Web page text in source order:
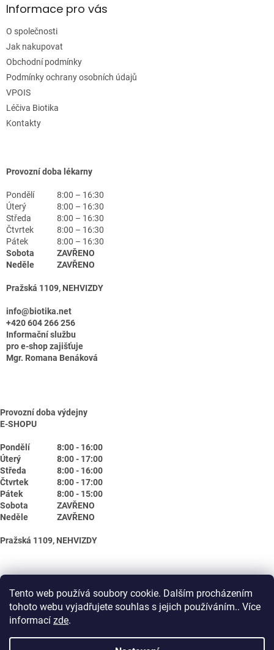
Tento web používá soubory cookie. Dalším procházením
tohoto webu vyjadřujete souhlas s jejich používáním.. Více
informací zde.
Informace pro vás
O společnosti
Jak nakupovat
Obchodní podmínky
Podmínky ochrany osobních údajů
VPOIS
Léčiva Biotika
Kontakty
Provozní doba lékarny
Pondělí
8:00 – 16:30
Úterý
8:00 – 16:30
Středa
8:00 – 16:30
Čtvrtek
8:00 – 16:30
Pátek
8:00 – 16:30
Sobota
ZAVŘENO
Neděle
ZAVŘENO
Pražská 1109, NEHVIZDY
info@biotika.net
+420 604 266 256
Informační službu
pro e-shop zajišťuje
Mgr. Romana Benáková
Provozní doba výdejny
E-SHOPU
Pondělí
8:00 - 16:00
Úterý
8:00 - 17:00
Středa
8:00 - 16:00
Čtvrtek
8:00 - 17:00
Pátek
8:00 - 15:00
Sobota
ZAVŘENO
Neděle
ZAVŘENO
Pražská 1109, NEHVIZDY